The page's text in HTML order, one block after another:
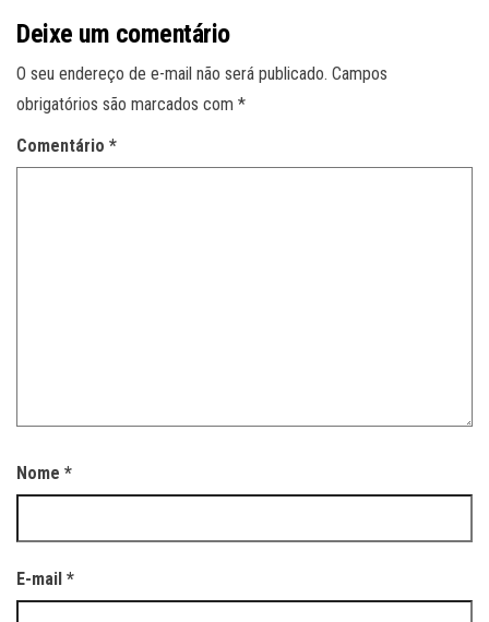
Deixe um comentário
O seu endereço de e-mail não será publicado. Campos
obrigatórios são marcados com *
Comentário *
Nome *
E-mail *